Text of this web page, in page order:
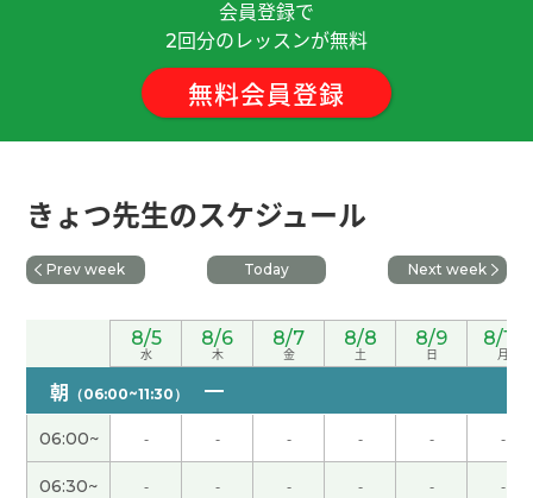
これからどうやって勉強したらよいのか、教材は何
を使えば良いのか、具体的に助言を頂き大変あり
おかげさまで、今後の学習方針を立て、悩みを解決
なりました。 自分のペースを整えつつ、頑張って
みようと思います。 ありがとうございました。
お話しして、スッキリしました。ありがとうござい
ました。( 50代 女性 )
会員登録で
2回分のレッスンが無料
無料会員登録
きょつ先生のスケジュール
Prev week Today Next week
8/5
水
8/6
木
8/7
金
8/8
土
8/9
日
8/10
月
朝 （06:00~11:30）
06:00~ - - - - - -
06:30~ - - - - - -